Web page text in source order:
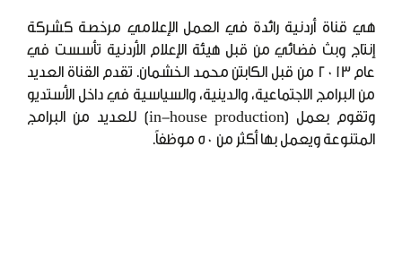
هي قناة أردنية رائدة في العمل الإعلامي مرخصة كشركة
إنتاج وبث فضائي من قبل هيئة الإعلام الأردنية تأسست في
عام 2013 من قبل الكابتن محمد الخشمان. تقدم القناة العديد
من البرامج الاجتماعية، والدينية، والسياسية في داخل الأستديو
وتقوم بعمل (in-house production) للعديد من البرامج
المتنوعة ويعمل بها أكثر من 50 موظفاً.